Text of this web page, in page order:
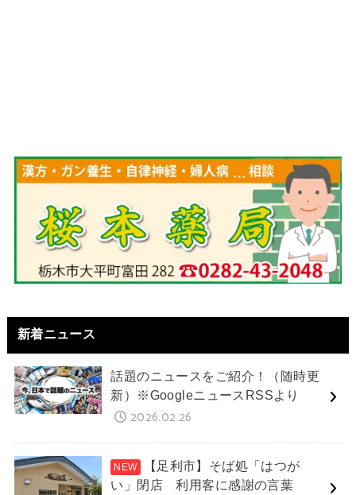
新着ニュース
話題のニュースをご紹介！（随時更
新）※GoogleニュースRSSより
2026.02.26
【足利市】そば処「はつが
い」閉店 利用客に感謝の言葉